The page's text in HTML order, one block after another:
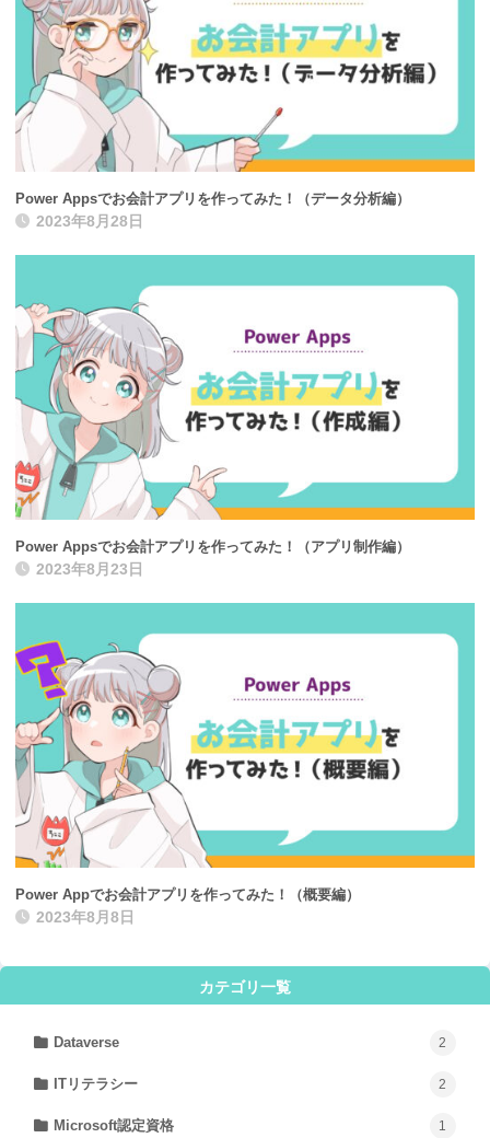
Power Appsでお会計アプリを作ってみた！（データ分析編）
2023年8月28日
Power Appsでお会計アプリを作ってみた！（アプリ制作編）
2023年8月23日
Power Appでお会計アプリを作ってみた！（概要編）
2023年8月8日
カテゴリ一覧
Dataverse 2
ITリテラシー 2
Microsoft認定資格 1